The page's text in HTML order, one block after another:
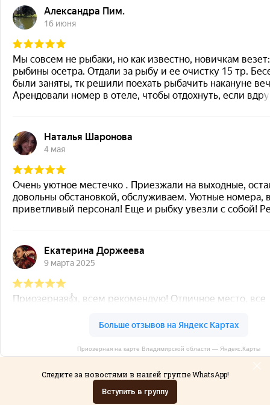
Приозерная на карте Владимирской области — Яндекс.Карты
Следите за новостями в нашей группе WhatsApp!
Вступить в группу